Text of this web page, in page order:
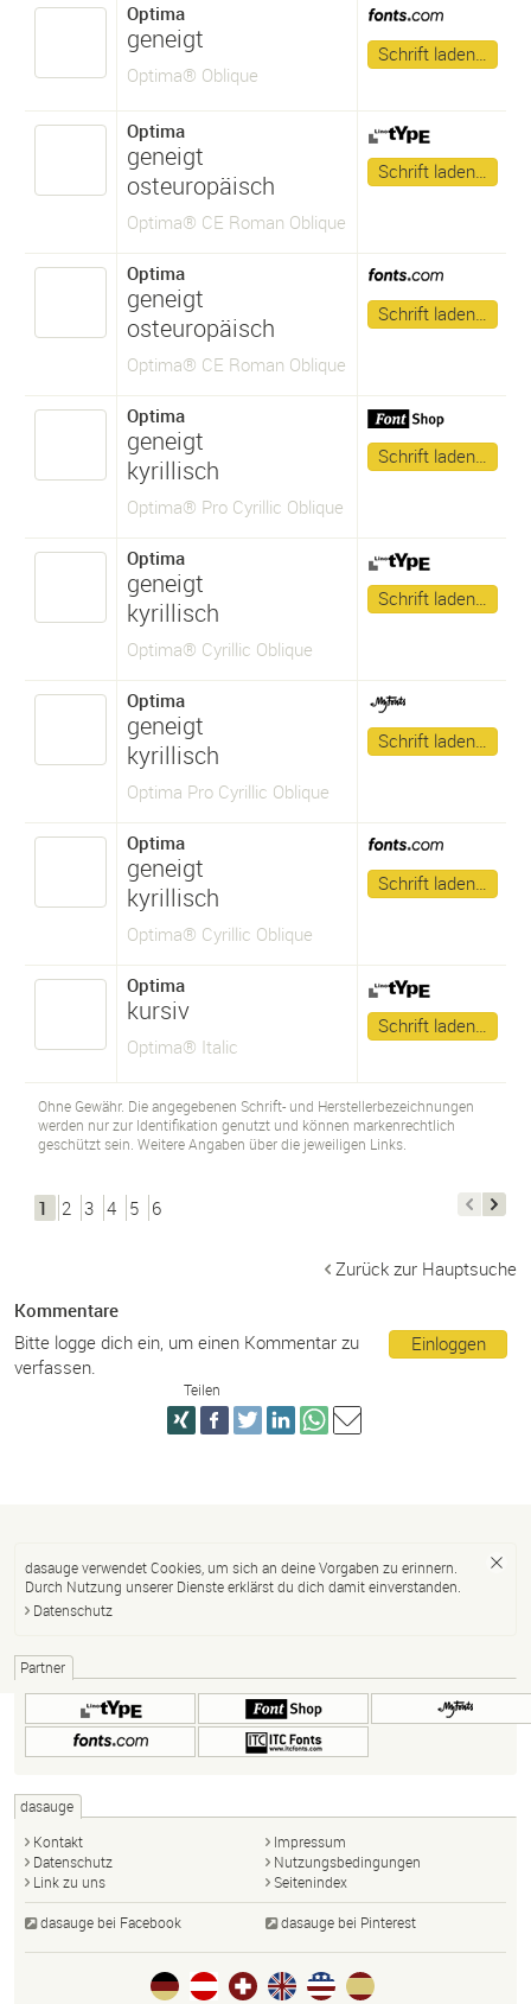
Optima
geneigt
Optima® Oblique
Schrift laden…
Optima
geneigt
osteuropäisch
Optima® CE Roman Oblique
Schrift laden…
Optima
geneigt
osteuropäisch
Optima® CE Roman Oblique
Schrift laden…
Optima
geneigt
kyrillisch
Optima® Pro Cyrillic Oblique
Schrift laden…
Optima
geneigt
kyrillisch
Optima® Cyrillic Oblique
Schrift laden…
Optima
geneigt
kyrillisch
Optima Pro Cyrillic Oblique
Schrift laden…
Optima
geneigt
kyrillisch
Optima® Cyrillic Oblique
Schrift laden…
Optima
kursiv
Optima® Italic
Schrift laden…
Ohne Gewähr. Die angegebenen Schrift- und Herstellerbezeichnungen
werden nur zur Identifikation genutzt und können markenrechtlich
geschützt sein. Weitere Angaben über die jeweiligen Links.
1 2 3 4 5 6
Zurück zur Hauptsuche
Kommentare
Einloggen
Bitte logge dich ein, um einen Kommentar zu
verfassen.
Teilen
dasauge verwendet Cookies, um sich an deine Vorgaben zu erinnern.
Durch Nutzung unserer Dienste erklärst du dich damit einverstanden.
Datenschutz
Partner
dasauge
Kontakt
Impressum
Datenschutz
Nutzungsbedingungen
Link zu uns
Seitenindex
dasauge bei Facebook dasauge bei Pinterest